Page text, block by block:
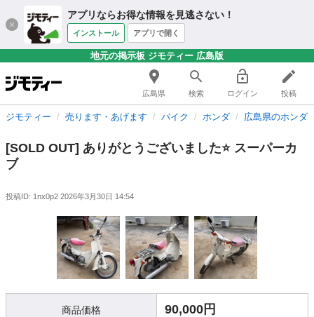
アプリならお得な情報を見逃さない！
インストール アプリで開く
地元の掲示板 ジモティー 広島版
広島県 検索 ログイン 投稿
ジモティー 売ります・あげます バイク ホンダ 広島県のホンダ
[SOLD OUT] ありがとうございました⭐️ スーパーカ
ブ
投稿ID: 1nx0p2 2026年3月30日 14:54
商品価格 90,000円